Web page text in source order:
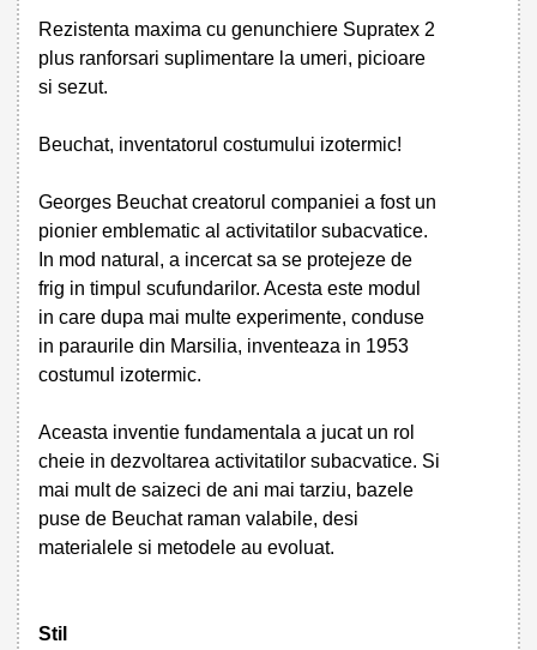
Rezistenta maxima cu genunchiere Supratex 2
plus ranforsari suplimentare la umeri, picioare
si sezut.
Beuchat, inventatorul costumului izotermic!
Georges Beuchat creatorul companiei a fost un
pionier emblematic al activitatilor subacvatice.
In mod natural, a incercat sa se protejeze de
frig in timpul scufundarilor. Acesta este modul
in care dupa mai multe experimente, conduse
in paraurile din Marsilia, inventeaza in 1953
costumul izotermic.
Aceasta inventie fundamentala a jucat un rol
cheie in dezvoltarea activitatilor subacvatice. Si
mai mult de saizeci de ani mai tarziu, bazele
puse de Beuchat raman valabile, desi
materialele si metodele au evoluat.
Stil